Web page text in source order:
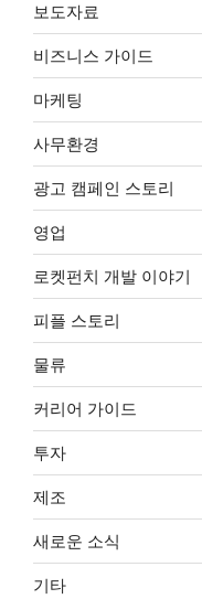
보도자료
비즈니스 가이드
마케팅
사무환경
광고 캠페인 스토리
영업
로켓펀치 개발 이야기
피플 스토리
물류
커리어 가이드
투자
제조
새로운 소식
기타